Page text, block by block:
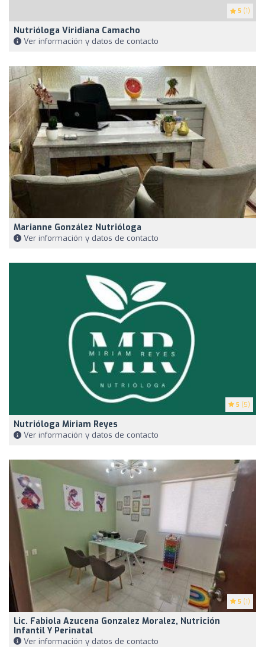
5 (1)
Nutrióloga Viridiana Camacho
Ver información y datos de contacto
Marianne González Nutrióloga
Ver información y datos de contacto
5 (5)
Nutrióloga Miriam Reyes
Ver información y datos de contacto
5 (1)
Lic. Fabiola Azucena Gonzalez Moralez, Nutrición
Infantil Y Perinatal
Ver información y datos de contacto